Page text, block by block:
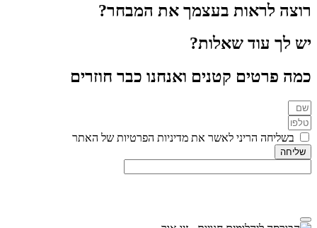
רוצה לראות בעצמך את המבחר?
יש לך עוד שאלות?
כמה פרטים קטנים ואנחנו כבר חוזרים
בשליחה הריני לאשר את מדיניות הפרטיות של האתר
שליחה